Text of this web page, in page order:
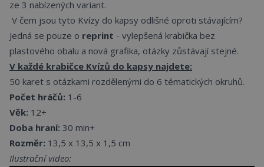
ze 3 nabízených variant.
V čem jsou tyto Kvízy do kapsy odlišné oproti stávajícím?
Jedná se pouze o reprint - vylepšená krabička bez
plastového obalu a nová grafika, otázky zůstávají stejné.
V každé krabičce Kvízů do kapsy najdete:
50 karet s otázkami rozdělenými do 6 tématických okruhů.
Počet hráčů: 1-6
Věk: 12+
Doba hraní: 30 min+
Rozměr: 13,5 x 13,5 x 1,5 cm
Ilustrační video: